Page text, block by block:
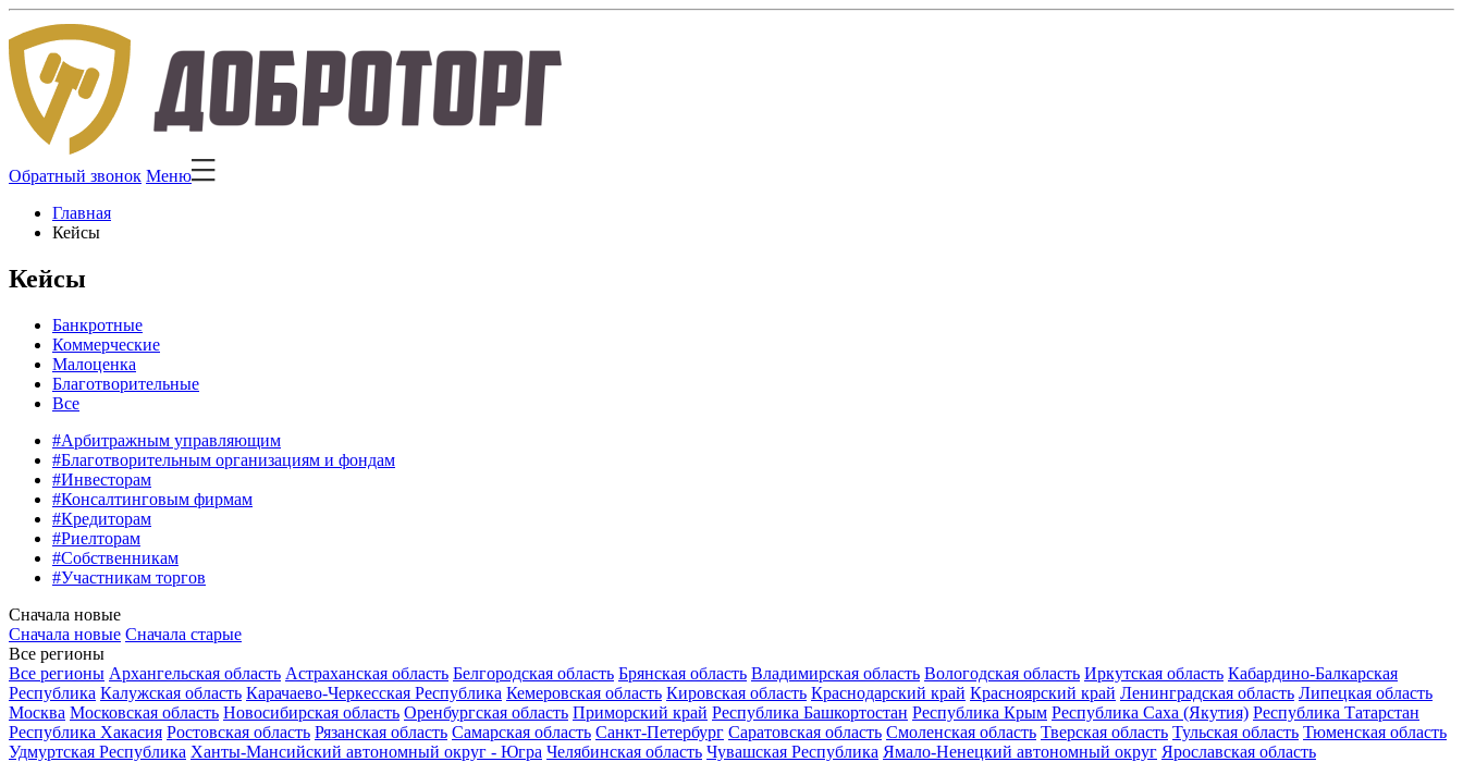
Обратный звонок Меню
Главная
Кейсы
Кейсы
Банкротные
Коммерческие
Малоценка
Благотворительные
Все
#Арбитражным управляющим
#Благотворительным организациям и фондам
#Инвесторам
#Консалтинговым фирмам
#Кредиторам
#Риелторам
#Собственникам
#Участникам торгов
Сначала новые
Сначала новые Сначала старые
Все регионы
Все регионы Архангельская область Астраханская область Белгородская область Брянская область Владимирская область Вологодская область Иркутская область Кабардино-Балкарская
Республика Калужская область Карачаево-Черкесская Республика Кемеровская область Кировская область Краснодарский край Красноярский край Ленинградская область Липецкая область
Москва Московская область Новосибирская область Оренбургская область Приморский край Республика Башкортостан Республика Крым Республика Саха (Якутия) Республика Татарстан
Республика Хакасия Ростовская область Рязанская область Самарская область Санкт-Петербург Саратовская область Смоленская область Тверская область Тульская область Тюменская область
Удмуртская Республика Ханты-Мансийский автономный округ - Югра Челябинская область Чувашская Республика Ямало-Ненецкий автономный округ Ярославская область